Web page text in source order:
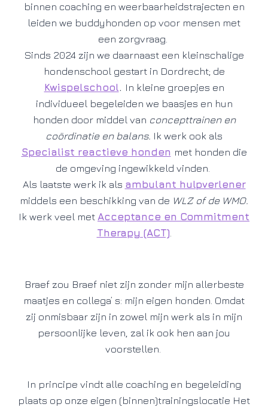
binnen coaching en weerbaarheidstrajecten en
leiden we buddyhonden op voor mensen met
een zorgvraag.
Sinds 2024 zijn we daarnaast een kleinschalige
hondenschool gestart in Dordrecht; de
Kwispelschool. In kleine groepjes en
individueel begeleiden we baasjes en hun
honden door middel van concepttrainen en
coördinatie en balans. Ik werk ook als
Specialist reactieve honden met honden die
de omgeving ingewikkeld vinden.
Als laatste werk ik als ambulant hulpverlener
middels een beschikking van de WLZ of de WMO.
Ik werk veel met Acceptance en Commitment
Therapy (ACT).
Braef zou Braef niet zijn zonder mijn allerbeste
maatjes en collega’ s: mijn eigen honden. Omdat
zij onmisbaar zijn in zowel mijn werk als in mijn
persoonlijke leven, zal ik ook hen aan jou
voorstellen.
In principe vindt alle coaching en begeleiding
plaats op onze eigen (binnen)trainingslocatie Het